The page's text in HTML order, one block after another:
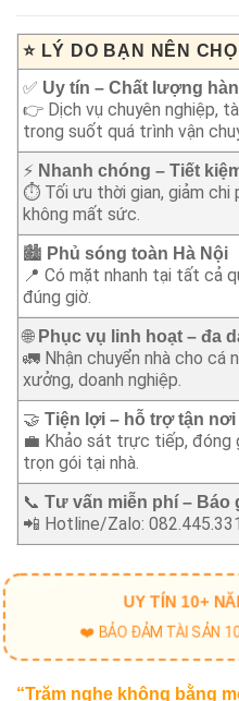
⭐ LÝ DO BẠN NÊN
✅ Uy tín – Chất lượng
👉 Dịch vụ chuyên nghiệp,
trong suốt quá trình vận
⚡ Nhanh chóng – Tiết
⏱️ Tối ưu thời gian, giảm chi
không mất sức.
🏙️ Phủ sóng toàn Hà Nội
📍 Có mặt nhanh tại tất cả
đúng giờ.
🌐 Phục vụ linh hoạt – đa
🚛 Nhận chuyển nhà cho cá
xưởng, doanh nghiệp.
🤝 Tiện lợi – hỗ trợ tận nơi
💼 Khảo sát trực tiếp, đóng
trọn gói tại nhà.
📞 Tư vấn miễn phí – Báo
📲 Hotline/Zalo:
UY TÍN 10+
❤️ BẢO ĐẢM TÀI SẢN
“Trăm nghe không bằng